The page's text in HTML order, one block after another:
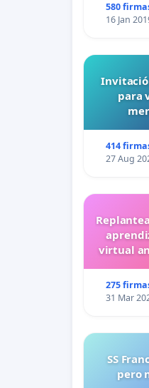
580
16 Jan
para
414
27 Aug
virtual
275
31 Mar
SS
pero